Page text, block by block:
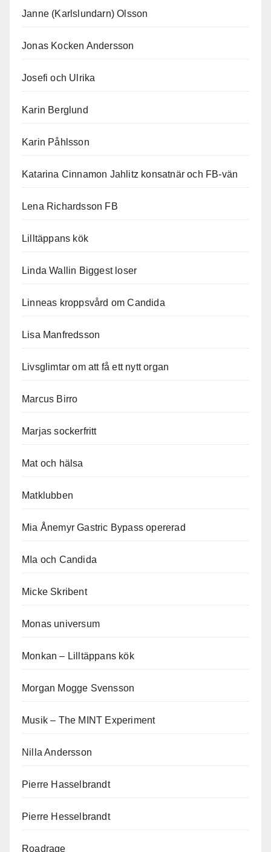
Janne (Karlslundarn) Olsson
Jonas Kocken Andersson
Josefi och Ulrika
Karin Berglund
Karin Påhlsson
Katarina Cinnamon Jahlitz konsatnär och FB-vän
Lena Richardsson FB
Lilltäppans kök
Linda Wallin Biggest loser
Linneas kroppsvård om Candida
Lisa Manfredsson
Livsglimtar om att få ett nytt organ
Marcus Birro
Marjas sockerfritt
Mat och hälsa
Matklubben
Mia Ånemyr Gastric Bypass opererad
MIa och Candida
Micke Skribent
Monas universum
Monkan – Lilltäppans kök
Morgan Mogge Svensson
Musik – The MINT Experiment
Nilla Andersson
Pierre Hasselbrandt
Pierre Hesselbrandt
Roadrage